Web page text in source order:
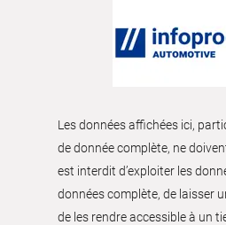
Les données affichées ici,
de donnée complète, ne
est interdit d’exploiter les
données complète, de laisser
de les rendre accessible à un